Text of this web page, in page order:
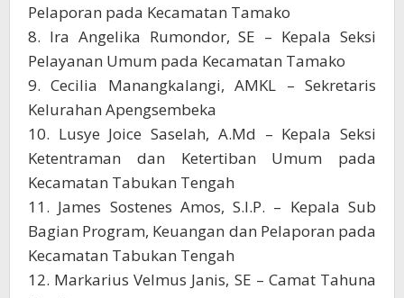
Pelaporan pada Kecamatan Tamako
8. Ira Angelika Rumondor, SE – Kepala Seksi
Pelayanan Umum pada Kecamatan Tamako
9. Cecilia Manangkalangi, AMKL – Sekretaris
Kelurahan Apengsembeka
10. Lusye Joice Saselah, A.Md – Kepala Seksi
Ketentraman dan Ketertiban Umum pada
Kecamatan Tabukan Tengah
11. James Sostenes Amos, S.I.P. – Kepala Sub
Bagian Program, Keuangan dan Pelaporan pada
Kecamatan Tabukan Tengah
12. Markarius Velmus Janis, SE – Camat Tahuna